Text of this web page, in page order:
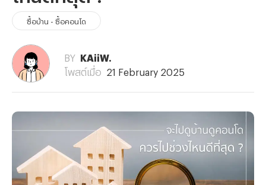
ซื้อบ้าน - ซื้อคอนโด
BY
KAiiW.
โพสต์เมื่อ
21 February 2025